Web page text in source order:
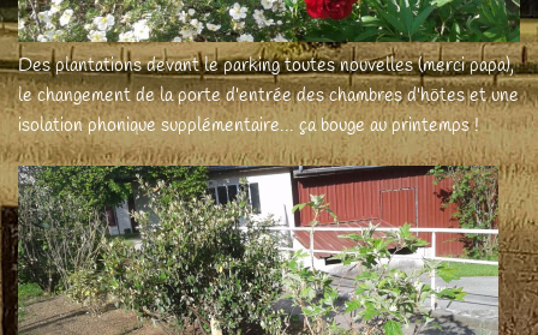
Des plantations devant le parking toutes nouvelles (merci papa),
le changement de la porte d'entrée des chambres d'hôtes et une
isolation phonique supplémentaire... ça bouge au printemps !